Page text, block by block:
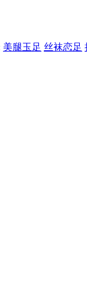
美腿玉足 丝袜恋足